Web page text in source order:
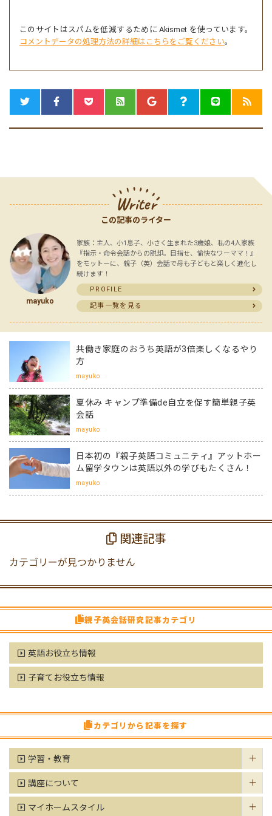
このサイトはスパムを低減するために Akismet を使っています。
コメントデータの処理方法の詳細はこちらをご覧ください。
Writer
この記事のライター
mayuko
家族：主人、小1息子、小さく生まれた3歳娘、私の4人家族
『指示・命令会話からの脱却。目指せ、愉快なワーママ！』
をモットーに、親子（英）会話で母も子どもと楽しく進化し
続けます！
PROFILE
記事一覧を見る
共働き家庭のおうち英語が3倍楽しくなるやり
方
mayuko
夏休み キャンプ準備de自立を促す簡単親子英
会話
mayuko
日本初の『親子英語コミュニティ』アットホー
ム留学タウンは英語以外の学びもたくさん！
mayuko
関連記事
カテゴリーが見つかりません
親子英会話研究記事カテゴリ
英語お役立ち情報
子育てお役立ち情報
カテゴリから記事を探す
学習・教育
講座について
マイホームスタイル